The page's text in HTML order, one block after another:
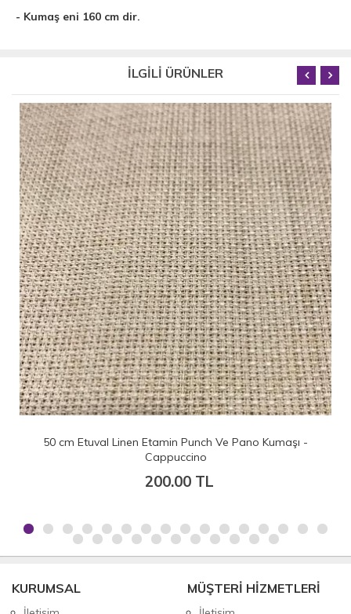
- Kumaş eni 160 cm dir.
İLGİLİ ÜRÜNLER
50 cm Etuval Linen Etamin Punch Ve Pano Kumaşı - Pudra
Lila (Eni 160 cm)
200.00 TL
KURUMSAL MÜŞTERİ HİZMETLERİ